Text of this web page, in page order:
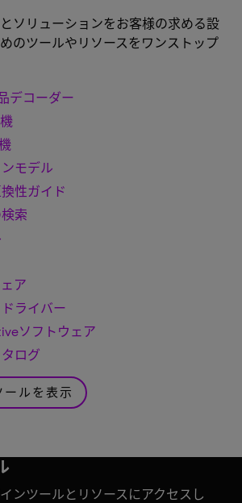
ソリューションをお客様の求める設
のツールやリソースをワンストップ
デコーダー
モデル
性ガイド
索
ア
ライバー
ソフトウェア
ログ
ールを表示
ンツールとリソースにアクセスし